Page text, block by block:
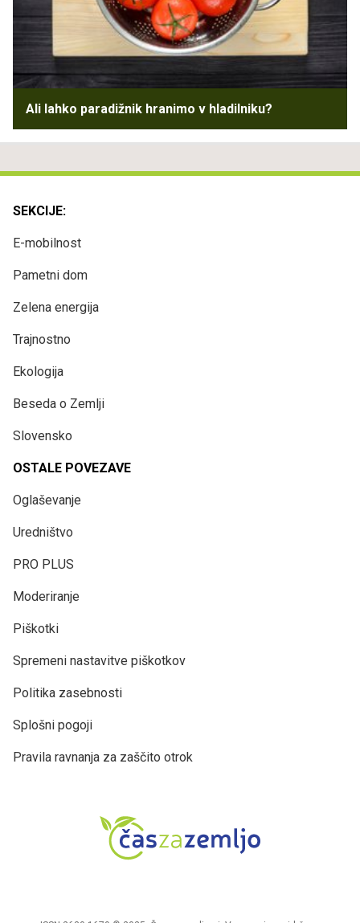
Ali lahko paradižnik hranimo v hladilniku?
SEKCIJE:
E-mobilnost
Pametni dom
Zelena energija
Trajnostno
Ekologija
Beseda o Zemlji
Slovensko
OSTALE POVEZAVE
Oglaševanje
Uredništvo
PRO PLUS
Moderiranje
Piškotki
Spremeni nastavitve piškotkov
Politika zasebnosti
Splošni pogoji
Pravila ravnanja za zaščito otrok